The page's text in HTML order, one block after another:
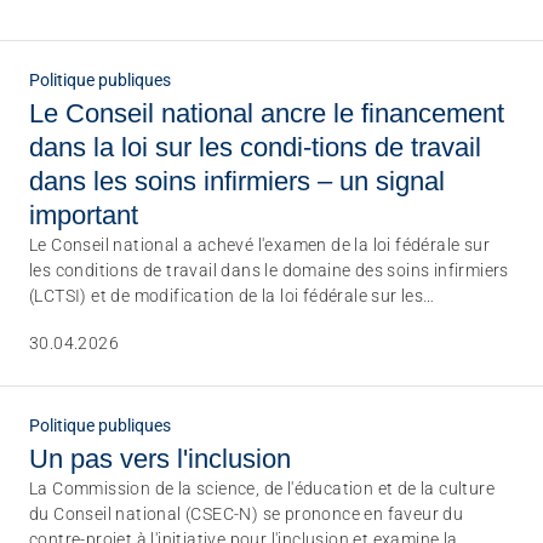
Politique publiques
Le Conseil national ancre le financement
dans la loi sur les condi-tions de travail
dans les soins infirmiers – un signal
important
Le Conseil national a achevé l'examen de la loi fédérale sur
les conditions de travail dans le domaine des soins infirmiers
(LCTSI) et de modification de la loi fédérale sur les
branche CURAVIVA, une chose est claire : l'amélioration des
la pratique.
30.04.2026
Politique publiques
Un pas vers l'inclusion
La Commission de la science, de l'éducation et de la culture
du Conseil national (CSEC-N) se prononce en faveur du